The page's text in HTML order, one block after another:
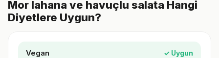
Mor lahana ve havuçlu salata Hangi
Diyetlere Uygun?
Vegan ✓ Uygun